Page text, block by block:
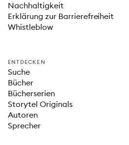
Nachhaltigkeit
Erklärung zur Barrierefreiheit
Whistleblow
ENTDECKEN
Suche
Bücher
Bücherserien
Storytel Originals
Autoren
Sprecher